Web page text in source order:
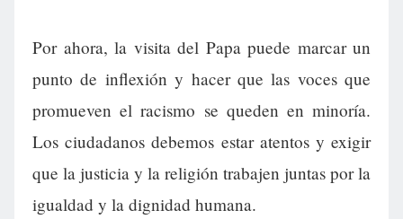
Por ahora, la visita del Papa puede marcar un
punto de inflexión y hacer que las voces que
promueven el racismo se queden en minoría.
Los ciudadanos debemos estar atentos y exigir
que la justicia y la religión trabajen juntas por la
igualdad y la dignidad humana.